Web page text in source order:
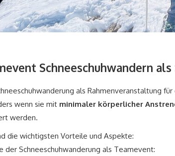
Schneeschuhwandern
als Rahmenveranstaltung
wenn sie mit minimaler körperlicher
werden.
die wichtigsten Vorteile und Aspekte:
der Schneeschuhwanderung als Teamevent: